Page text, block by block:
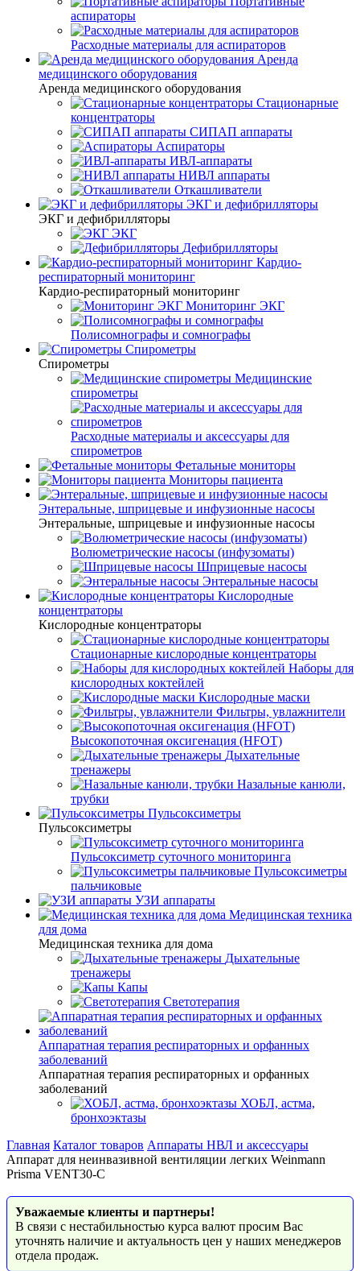
аспираторы
Расходные материалы для аспираторов
Аренда
медицинского оборудования
Аренда медицинского оборудования
Стационарные
концентраторы
СИПАП аппараты
Аспираторы
ИВЛ-аппараты
НИВЛ аппараты
Откашливатели
ЭКГ и дефибрилляторы
ЭКГ и дефибрилляторы
ЭКГ
Дефибрилляторы
Кардио-
респираторный мониторинг
Кардио-респираторный мониторинг
Мониторинг ЭКГ
Полисомнографы и сомнографы
Спирометры
Спирометры
Медицинские
спирометры
Расходные материалы и аксессуары для
спирометров
Фетальные мониторы
Мониторы пациента
Энтеральные, шприцевые и инфузионные насосы
Энтеральные, шприцевые и инфузионные насосы
Волюметрические насосы (инфузоматы)
Шприцевые насосы
Энтеральные насосы
Кислородные
концентраторы
Кислородные концентраторы
Стационарные кислородные концентраторы
Наборы для
кислородных коктейлей
Кислородные маски
Фильтры, увлажнители
Высокопоточная оксигенация (HFOT)
Дыхательные
тренажеры
Назальные канюли,
трубки
Пульсоксиметры
Пульсоксиметры
Пульсоксиметр суточного мониторинга
Пульсоксиметры
пальчиковые
УЗИ аппараты
Медицинская техника
для дома
Медицинская техника для дома
Дыхательные
тренажеры
Капы
Светотерапия
Аппаратная терапия респираторных и орфанных
заболеваний
Аппаратная терапия респираторных и орфанных
заболеваний
ХОБЛ, астма,
бронхоэктазы
Главная Каталог товаров Аппараты НВЛ и аксессуары
Аппарат для неинвазивной вентиляции легких Weinmann
Prisma VENT30-C
Уважаемые клиенты и партнеры!
В связи с нестабильностью курса валют просим Вас
уточнять наличие и актуальность цен у наших менеджеров
отдела продаж.